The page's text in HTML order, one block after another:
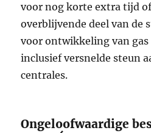
voor nog korte extra tijd
overblijvende deel van de
voor ontwikkeling van
inclusief versnelde steun
centrales.
Ongeloofwaardige